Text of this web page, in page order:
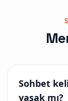
Sohbet
yasak mı?